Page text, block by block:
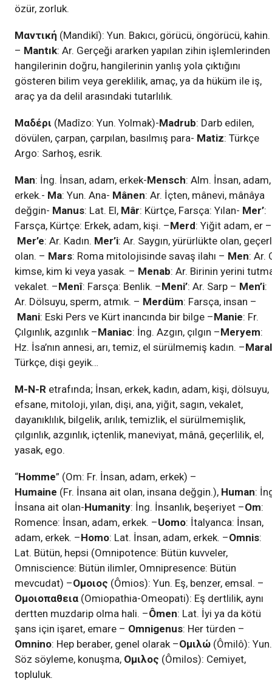
özür, zorluk.
Mαντική (Mandikî): Yun. Bakıcı, görücü, öngörücü, kahin.
– Mantık: Ar. Gerçeği ararken yapılan zihin işlemlerinden
hangilerinin doğru, hangilerinin yanlış yola çıktığını
gösteren bilim veya gereklilik, amaç, ya da hüküm ile iş,
araç ya da delil arasındaki tutarlılık.
Mαδέρι (Madîzo: Yun. Yolmak)-Madrub: Darb edilen,
dövülen, çarpan, çarpılan, basılmış para- Matiz: Türkçe
Argo: Sarhoş, esrik.
Man: İng. İnsan, adam, erkek-Mensch: Alm. İnsan, adam,
erkek.- Ma: Yun. Ana- Mânen: Ar. İçten, mânevi, mânâya
değgin- Manus: Lat. El, Mâr: Kürtçe, Farsça: Yılan- Mer’:
Farsça, Kürtçe: Erkek, adam, kişi. –Merd: Yiğit adam, er –
Mer’e: Ar. Kadın. Mer’i: Ar. Saygın, yürürlükte olan,
olan. – Mars: Roma mitolojisinde savaş ilahı – Men: Ar.
kimse, kim ki veya yasak. – Menab: Ar. Birinin yerini
vekalet. –Menî: Farsça: Benlik. –Meni’: Ar. Sarp – Men’i:
Ar. Dölsuyu, sperm, atmık. – Merdüm: Farsça, insan –
Mani: Eski Pers ve Kürt inancında bir bilge –Manie: Fr.
Çılgınlık, azgınlık –Maniac: İng. Azgın, çılgın –Meryem:
Hz. İsa’nın annesi, arı, temiz, el sürülmemiş kadın. –Maral
Türkçe, dişi geyik…
M-N-R etrafında; İnsan, erkek, kadın, adam, kişi, dölsuyu,
efsane, mitoloji, yılan, dişi, ana, yiğit, sagın, vekalet,
dayanıklılık, bilgelik, arılık, temizlik, el sürülmemişlik,
çılgınlık, azgınlık, içtenlik, maneviyat, mânâ, geçerlilik, el,
yasak, ego.
“Homme” (Om: Fr. İnsan, adam, erkek) –
Humaine (Fr. İnsana ait olan, insana değgin.), Human:
İnsana ait olan-Humanity: İng. İnsanlık, beşeriyet –Om:
Romence: İnsan, adam, erkek. –Uomo: İtalyanca: İnsan,
adam, erkek. –Homo: Lat. İnsan, adam, erkek. –Omnis:
Lat. Bütün, hepsi (Omnipotence: Bütün kuvveler,
Omniscience: Bütün ilimler, Omnipresence: Bütün
mevcudat) –Oμοιος (Ômios): Yun. Eş, benzer, emsal. –
Oμοιοπαθεια (Omiopathia-Omeopati): Eş dertlilik, aynı
dertten muzdarip olma hali. –Ômen: Lat. İyi ya da kötü
şans için işaret, emare – Omnigenus: Her türden –
Omnino: Hep beraber, genel olarak –Oμιλώ (Ômilô): Yun.
Söz söyleme, konuşma, Oμιλος (Ômilos): Cemiyet,
topluluk.